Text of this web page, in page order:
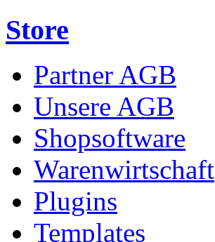
Store
Partner AGB
Unsere AGB
Shopsoftware
Warenwirtschaft
Plugins
Templates